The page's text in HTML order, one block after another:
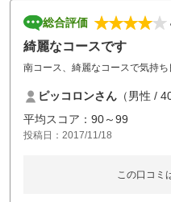
総合評価
綺麗なコースです
南コース、綺麗なコースで気持ち
ピッコロンさん （男性 /
平均スコア：90～99
投稿日：2017/11/18
この口コミ